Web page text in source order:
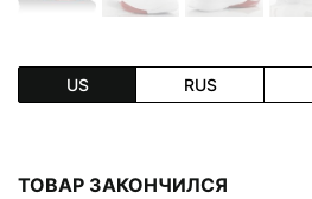
US RUS
ТОВАР ЗАКОНЧИЛСЯ